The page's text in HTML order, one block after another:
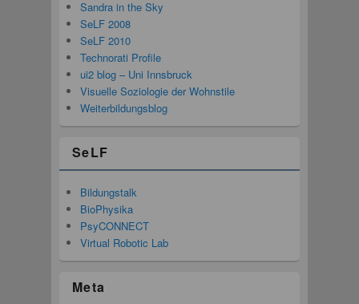
Sandra in the Sky
SeLF 2008
SeLF 2010
Technorati Profile
ui2 blog – Uni Innsbruck
Visuelle Soziologie der Wohnstile
Weiterbildungsblog
SeLF
Bildungstalk
BioPhysika
PsyCONNECT
Virtual Robotic Lab
Meta